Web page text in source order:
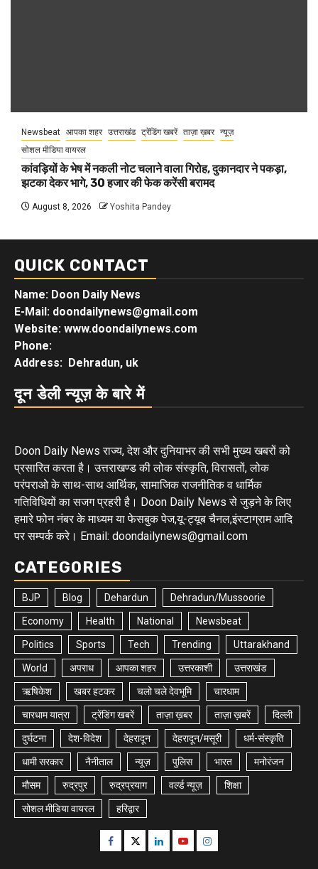
Newsbeat आपका शहर उत्तराखंड ट्रेंडिंग खबरें ताज़ा ख़बर न्यूज़
सोशल मीडिया वायरल
कांवड़ियों के भेष में नकली नोट चलाने वाला गिरोह, दुकानदार ने पकड़ा,
झटका देकर भागे, 30 हजार की फेक करेंसी बरामद
August 8, 2026 Yoshita Pandey
QUICK CONTACT
Name: Doon Daily News
E-Mail: doondailynews@gmail.com
Website: www.doondailynews.com
Phone:
Address: Dehradun, uk
दून डेली न्यूज़ के बारे में
Doon Daily News राज्य, देश और दुनियाभर की सभी मुख्य खबरों को
प्रसारित करता है। उत्तराखण्ड की लोक संस्कृति, विरासतों, लोक
परंपराओ के साथ-साथ आर्थिक, सामाजिक राजनीतिक व धार्मिक
गतिविधियों का सजग प्रहरी है। Doon Daily News से जुड़ने के लिए
हमारे फोन नंबर के माध्यम या फेसबुक पेज,यू-ट्यूब चैनल,इंस्टाग्राम आदि
पर सम्पर्क करे। Email: doondailynews@gmail.com
CATEGORIES
BJP Blog Dehardun Dehradun/Mussoorie
Economy Health National Newsbeat
Politics Sports Tech Trending Uttarakhand
World अपराध आपका शहर उत्तरकाशी उत्तराखंड
ऋषिकेश खबर हटकर चलो चले देवभूमि चारधाम
चारधाम यात्रा ट्रेंडिंग खबरें ताज़ा ख़बर ताज़ा ख़बरें दिल्ली
दुर्घटना देश-विदेश देहरादून देहरादून/मसूरी धर्म-संस्कृति
धामी सरकार नैनीताल न्यूज़ पुलिस भारत मनोरंजन
मौसम रुद्रपुर रुद्रप्रयाग वर्ल्ड न्यूज़ शिक्षा
सोशल मीडिया वायरल हरिद्वार
Facebook
TwitterLinkedinYoutubeInstagram